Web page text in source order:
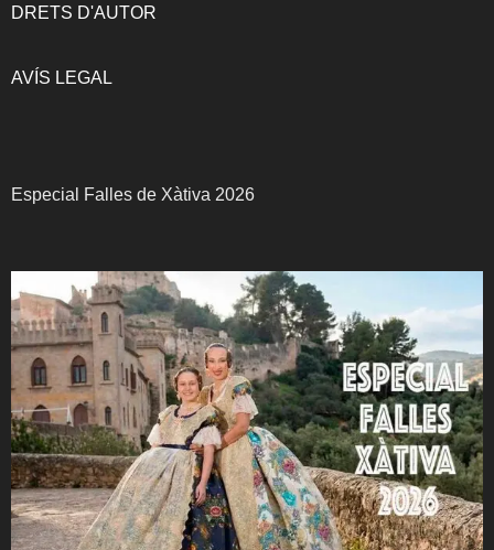
DRETS D'AUTOR
AVÍS LEGAL
Especial Falles de Xàtiva 2026